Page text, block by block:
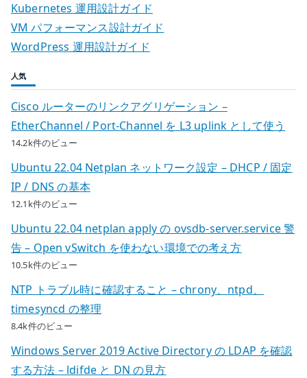
Kubernetes 運用設計ガイド
VM パフォーマンス設計ガイド
WordPress 運用設計ガイド
人気
Cisco ルーターのリンクアグリゲーション –
EtherChannel / Port-Channel を L3 uplink として使う
14.2k件のビュー
Ubuntu 22.04 Netplan ネットワーク設定 – DHCP / 固定
IP / DNS の基本
12.1k件のビュー
Ubuntu 22.04 netplan apply の ovsdb-server.service 警
告 – Open vSwitch を使わない環境での考え方
10.5k件のビュー
NTP トラブル時に確認すること – chrony、ntpd、
timesyncd の整理
8.4k件のビュー
Windows Server 2019 Active Directory の LDAP を確認
する方法 – ldifde と DN の見方